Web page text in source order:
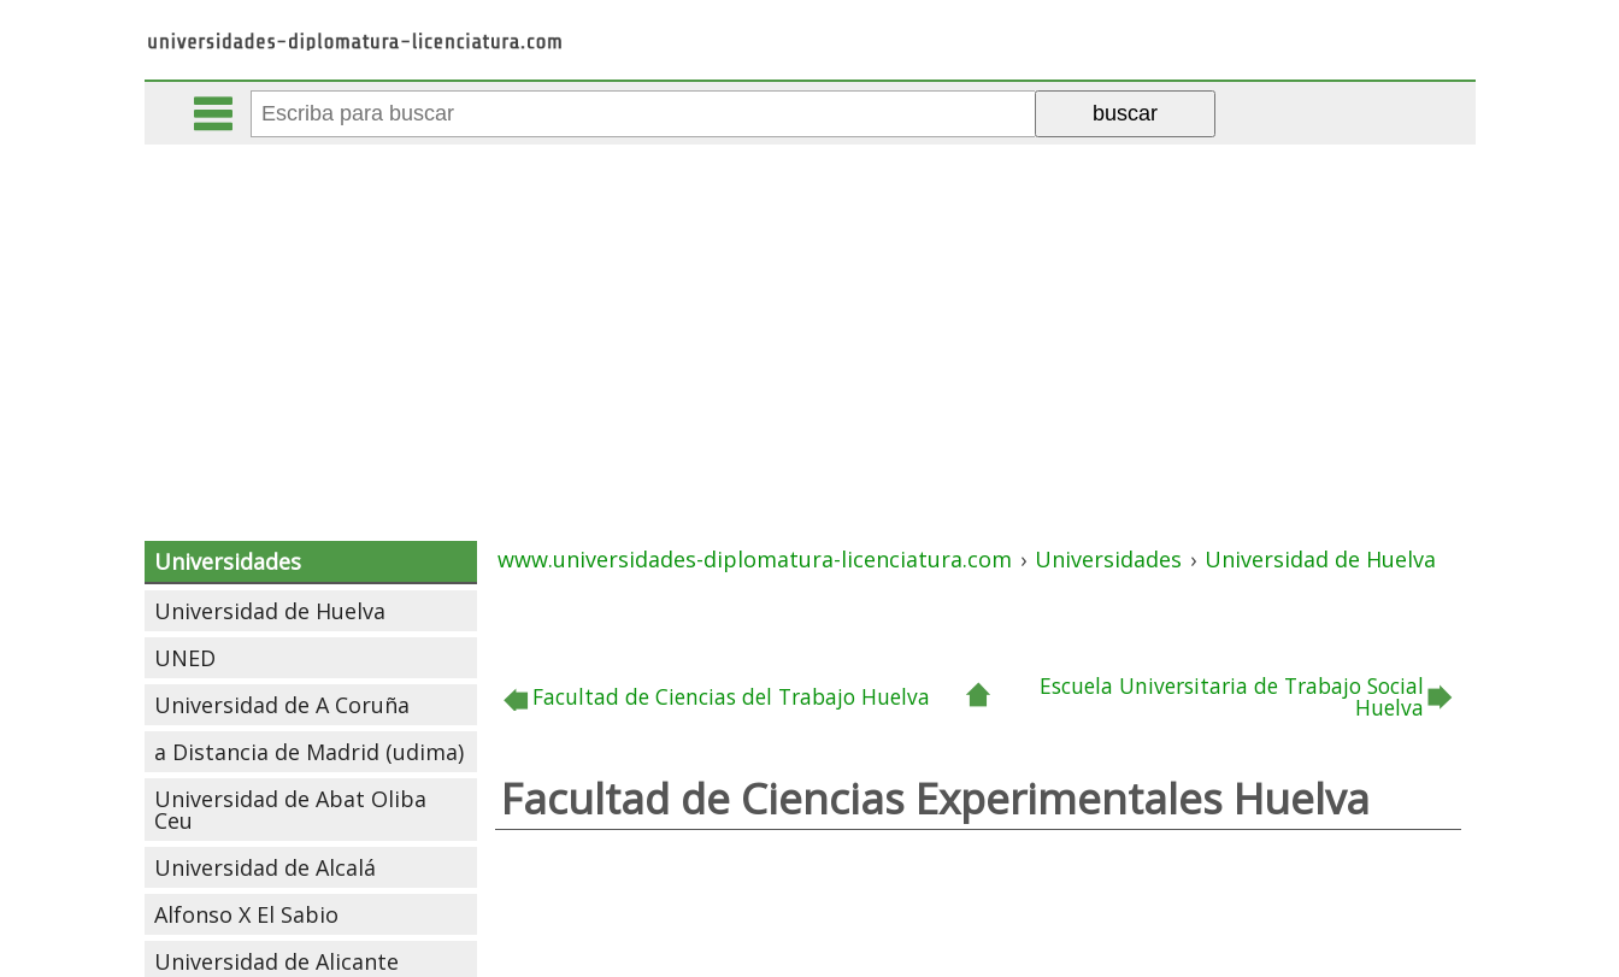
Universidades
Universidad de Huelva
UNED
Universidad de A Coruña
a Distancia de Madrid (udima)
Universidad de Abat Oliba
Ceu
Universidad de Alcalá
Alfonso X El Sabio
Universidad de Alicante
www.universidades-diplomatura-licenciatura.com › Universidades › Universidad de Huelva
Facultad de Ciencias del Trabajo Huelva Escuela Universitaria de Trabajo Social
Huelva
Facultad de Ciencias Experimentales Huelva